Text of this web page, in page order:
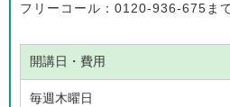
フリーコール：0120-936-675ま
開講日・費用
毎週木曜日